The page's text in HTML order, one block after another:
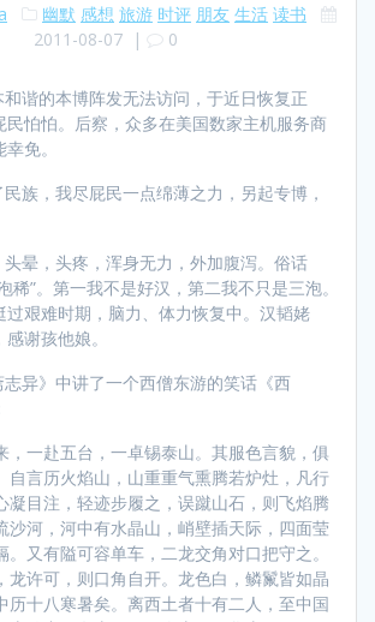
幽默 感想 旅游 时评 朋友 生活 读书
2011-08-07 | 0
谐的本博阵发无法访问，于近日恢复正
民怕怕。后察，众多在美国数家主机服务商
免。
族，我尽屁民一点绵薄之力，另起专博，
晕，头疼，浑身无力，外加腹泻。俗话
稀”。第一我不是好汉，第二我不只是三泡。
过艰难时期，脑力、体力恢复中。汉韬姥
谢孩他娘。
异》中讲了一个西僧东游的笑话《西
，一赴五台，一卓锡泰山。其服色言貌，俱
自言历火焰山，山重重气熏腾若炉灶，凡行
凝目注，轻迹步履之，误蹴山石，则飞焰腾
沙河，河中有水晶山，峭壁插天际，四面莹
。又有隘可容单车，二龙交角对口把守之。
龙许可，则口角自开。龙色白，鳞鬣皆如晶
历十八寒暑矣。离西土者十有二人，至中国